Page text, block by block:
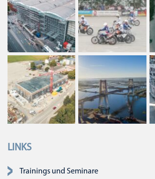
LINKS
Navigation überspringen
Trainings und Seminare